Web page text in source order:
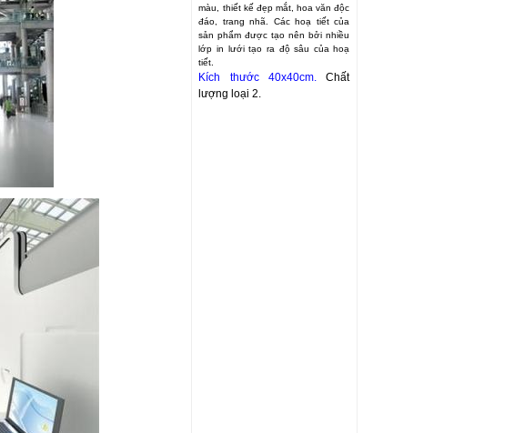
màu, thiết kế đẹp mắt, hoa văn độc
đáo, trang nhã. Các hoạ tiết của
sản phẩm được tạo nên bởi nhiều
lớp in lưới tạo ra độ sâu của hoạ
tiết.
Kích thước 40x40cm.Chất
lượng loại 2.